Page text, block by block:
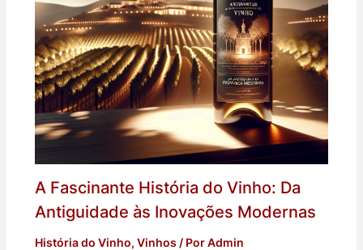
A Fascinante História do Vinho: Da
Antiguidade às Inovações Modernas
História do Vinho, Vinhos / PorAdmin